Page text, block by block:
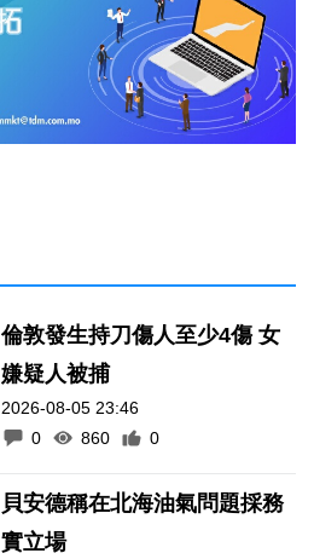
倫敦發生持刀傷人至少4傷 女
嫌疑人被捕
2026-08-05 23:46
0
860 0
貝安德稱在北海油氣問題採務
實立場